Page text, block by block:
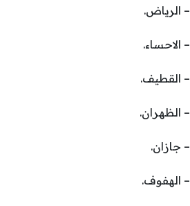
– الرياض.
– الاحساء.
– القطيف.
– الظهران.
– جازان.
– الهفوف.